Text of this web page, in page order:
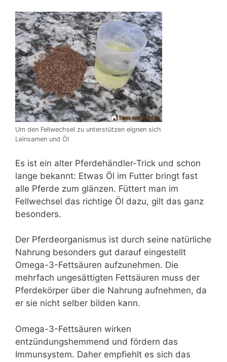
Um den Fellwechsel zu unterstützen eignen sich
Leinsamen und Öl
Es ist ein alter Pferdehändler-Trick und schon
lange bekannt: Etwas Öl im Futter bringt fast
alle Pferde zum glänzen. Füttert man im
Fellwechsel das richtige Öl dazu, gilt das ganz
besonders.
Der Pferdeorganismus ist durch seine natürliche
Nahrung besonders gut darauf eingestellt
Omega-3-Fettsäuren aufzunehmen. Die
mehrfach ungesättigten Fettsäuren muss der
Pferdekörper über die Nahrung aufnehmen, da
er sie nicht selber bilden kann.
Omega-3-Fettsäuren wirken
entzündungshemmend und fördern das
Immunsystem. Daher empfiehlt es sich das